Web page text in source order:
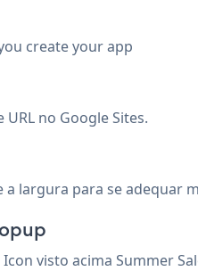
create your app
URL no Google Sites.
largura para se adequar
visto acima Summer